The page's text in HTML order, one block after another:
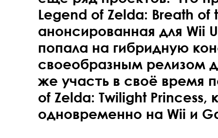
Legend of Zelda: Breath of
анонсированная для Wii
попала на гибридную
своеобразным релизом
же участь в своё время
of Zelda: Twilight
одновременно на Wii и